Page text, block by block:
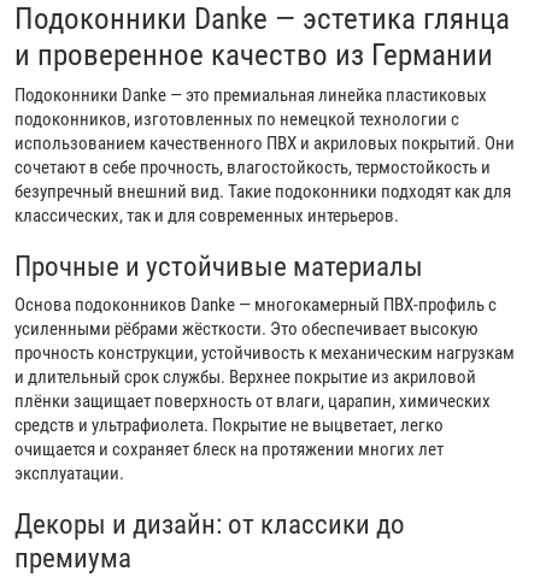
Подоконники Danke — эстетика глянца
и проверенное качество из Германии
Подоконники Danke — это премиальная линейка пластиковых
подоконников, изготовленных по немецкой технологии с
использованием качественного ПВХ и акриловых покрытий. Они
сочетают в себе прочность, влагостойкость, термостойкость и
безупречный внешний вид. Такие подоконники подходят как для
классических, так и для современных интерьеров.
Прочные и устойчивые материалы
Основа подоконников Danke — многокамерный ПВХ-профиль с
усиленными рёбрами жёсткости. Это обеспечивает высокую
прочность конструкции, устойчивость к механическим нагрузкам
и длительный срок службы. Верхнее покрытие из акриловой
плёнки защищает поверхность от влаги, царапин, химических
средств и ультрафиолета. Покрытие не выцветает, легко
очищается и сохраняет блеск на протяжении многих лет
эксплуатации.
Декоры и дизайн: от классики до
премиума